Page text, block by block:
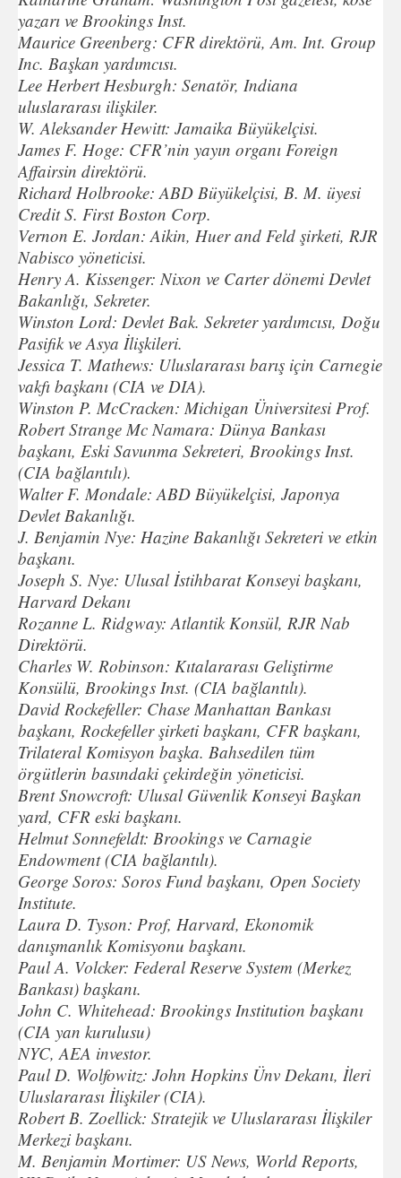
yazarı ve Brookings Inst.
Maurice Greenberg: CFR direktörü, Am. Int. Group
Inc. Başkan yardımcısı.
Lee Herbert Hesburgh: Senatör, Indiana
uluslararası ilişkiler.
W. Aleksander Hewitt: Jamaika Büyükelçisi.
James F. Hoge: CFR’nin yayın organı Foreign
Affairsin direktörü.
Richard Holbrooke: ABD Büyükelçisi, B. M. üyesi
Credit S. First Boston Corp.
Vernon E. Jordan: Aikin, Huer and Feld şirketi, RJR
Nabisco yöneticisi.
Henry A. Kissenger: Nixon ve Carter dönemi Devlet
Bakanlığı, Sekreter.
Winston Lord: Devlet Bak. Sekreter yardımcısı, Doğu
Pasifik ve Asya İlişkileri.
Jessica T. Mathews: Uluslararası barış için Carnegie
vakfı başkanı (CIA ve DIA).
Winston P. McCracken: Michigan Üniversitesi Prof.
Robert Strange Mc Namara: Dünya Bankası
başkanı, Eski Savunma Sekreteri, Brookings Inst.
(CIA bağlantılı).
Walter F. Mondale: ABD Büyükelçisi, Japonya
Devlet Bakanlığı.
J. Benjamin Nye: Hazine Bakanlığı Sekreteri ve etkin
başkanı.
Joseph S. Nye: Ulusal İstihbarat Konseyi başkanı,
Harvard Dekanı
Rozanne L. Ridgway: Atlantik Konsül, RJR Nab
Direktörü.
Charles W. Robinson: Kıtalararası Geliştirme
Konsülü, Brookings Inst. (CIA bağlantılı).
David Rockefeller: Chase Manhattan Bankası
başkanı, Rockefeller şirketi başkanı, CFR başkanı,
Trilateral Komisyon başka. Bahsedilen tüm
örgütlerin basındaki çekirdeğin yöneticisi.
Brent Snowcroft: Ulusal Güvenlik Konseyi Başkan
yard, CFR eski başkanı.
Helmut Sonnefeldt: Brookings ve Carnagie
Endowment (CIA bağlantılı).
George Soros: Soros Fund başkanı, Open Society
Institute.
Laura D. Tyson: Prof, Harvard, Ekonomik
danışmanlık Komisyonu başkanı.
Paul A. Volcker: Federal Reserve System (Merkez
Bankası) başkanı.
John C. Whitehead: Brookings Institution başkanı
(CIA yan kurulusu)
NYC, AEA investor.
Paul D. Wolfowitz: John Hopkins Ünv Dekanı, İleri
Uluslararası İlişkiler (CIA).
Robert B. Zoellick: Stratejik ve Uluslararası İlişkiler
Merkezi başkanı.
M. Benjamin Mortimer: US News, World Reports,